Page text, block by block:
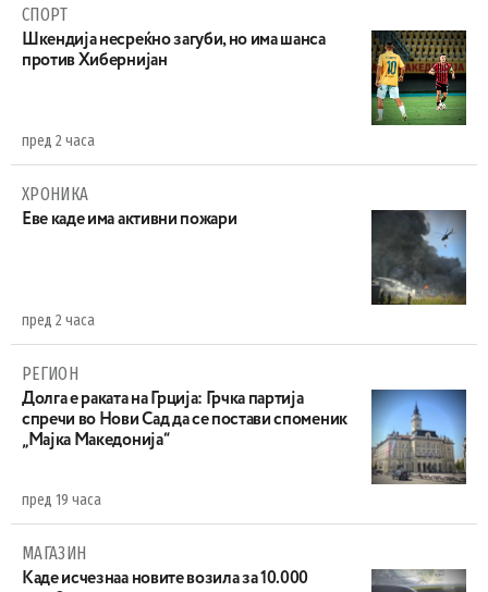
СПОРТ
Шкендија несреќно загуби, но има шанса
против Хибернијан
пред 2 часа
ХРОНИКА
Eве каде има активни пожари
пред 2 часа
РЕГИОН
Долга е раката на Грција: Грчка партија
спречи во Нови Сад да се постави споменик
„Мајка Македонија“
пред 19 часа
МАГАЗИН
Каде исчезнаа новите возила за 10.000